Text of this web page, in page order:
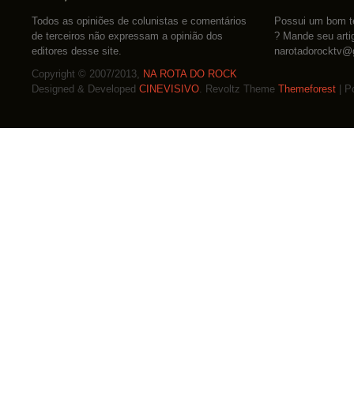
Todos as opiniões de colunistas e comentários
de terceiros não expressam a opinião dos
editores desse site.
Possui um bom
? Mande seu
Copyright © 2007/2013, NA ROTA DO ROCK
Designed & Developed CINEVISIVO. Revoltz Theme Themeforest |